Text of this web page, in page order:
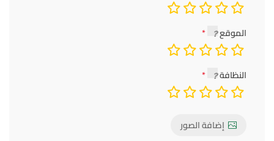
الموقع
النظافة
إضافة الصور